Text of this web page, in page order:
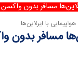
مسافر بدون
با ایرلاین‌ها
مسافر بدون